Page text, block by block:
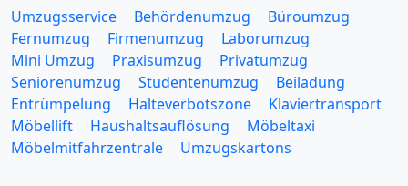
Umzugsservice Behördenumzug
Büroumzug
Fernumzug
Firmenumzug
Laborumzug
Mini Umzug
Praxisumzug
Privatumzug
Seniorenumzug
Studentenumzug
Beiladung
Entrümpelung
Halteverbotszone
Klaviertransport
Möbellift
Haushaltsauflösung
Möbeltaxi
Möbelmitfahrzentrale
Umzugskartons